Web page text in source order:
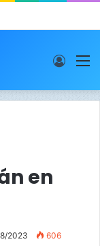
en
2023 606